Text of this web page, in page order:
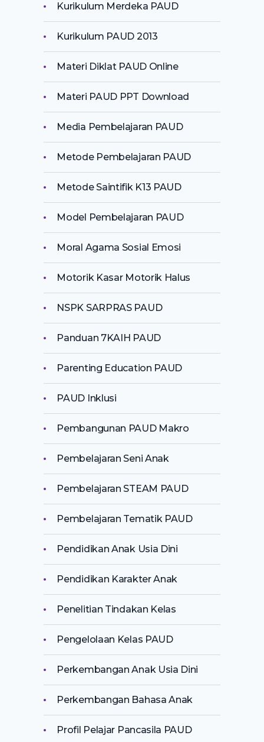
Kurikulum Merdeka PAUD
Kurikulum PAUD 2013
Materi Diklat PAUD Online
Materi PAUD PPT Download
Media Pembelajaran PAUD
Metode Pembelajaran PAUD
Metode Saintifik K13 PAUD
Model Pembelajaran PAUD
Moral Agama Sosial Emosi
Motorik Kasar Motorik Halus
NSPK SARPRAS PAUD
Panduan 7KAIH PAUD
Parenting Education PAUD
PAUD Inklusi
Pembangunan PAUD Makro
Pembelajaran Seni Anak
Pembelajaran STEAM PAUD
Pembelajaran Tematik PAUD
Pendidikan Anak Usia Dini
Pendidikan Karakter Anak
Penelitian Tindakan Kelas
Pengelolaan Kelas PAUD
Perkembangan Anak Usia Dini
Perkembangan Bahasa Anak
Profil Pelajar Pancasila PAUD